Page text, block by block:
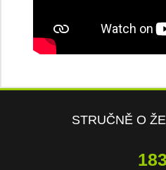
STRUČNĚ O